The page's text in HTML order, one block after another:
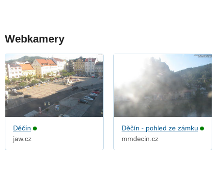
Webkamery
Děčín
jaw.cz
Děčín - pohled ze zámku
mmdecin.cz